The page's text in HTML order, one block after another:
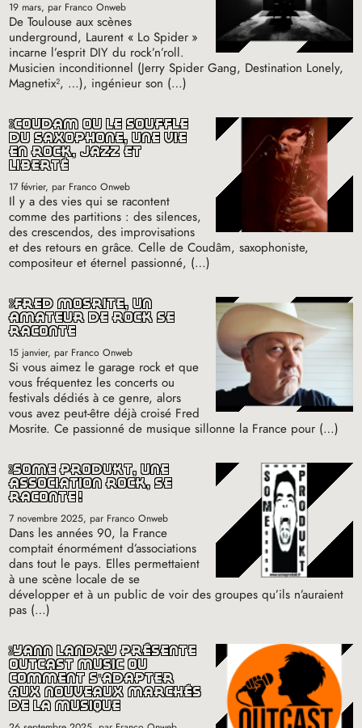
19 mars, par Franco Onweb
De Toulouse aux scènes
underground, Laurent « Lo Spider »
incarne l’esprit DIY du rock’n’roll.
Musicien inconditionnel (Jerry Spider Gang, Destination Lonely,
Magnetix², …), ingénieur son (…)
coudâm ou le souffle
du saxophone, une vie
en rock, jazz et
liberté
17 février, par Franco Onweb
Il y a des vies qui se racontent
comme des partitions : des silences,
des crescendos, des improvisations
et des retours en grâce. Celle de Coudâm, saxophoniste,
compositeur et éternel passionné, (…)
fred mosrite, un
amateur de rock se
raconte
15 janvier, par Franco Onweb
Si vous aimez le garage rock et que
vous fréquentez les concerts ou
festivals dédiés à ce genre, alors
vous avez peut-être déjà croisé Fred
Mosrite. Ce passionné de musique sillonne la France pour (…)
some produkt, une
association rock, se
raconte !
7 novembre 2025, par Franco Onweb
Dans les années 90, la France
comptait énormément d’associations
dans tout le pays. Elles permettaient
à une scène locale de se
développer et à un public de voir des groupes qu’ils n’auraient
pas (…)
yann landry présente
outcast music où
comment s’adapter
aux nouveaux marchés
de la musique